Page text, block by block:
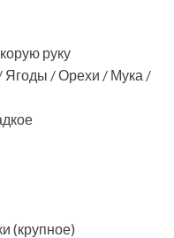
руку
Ягоды / Орехи / Мука /
(крупное)